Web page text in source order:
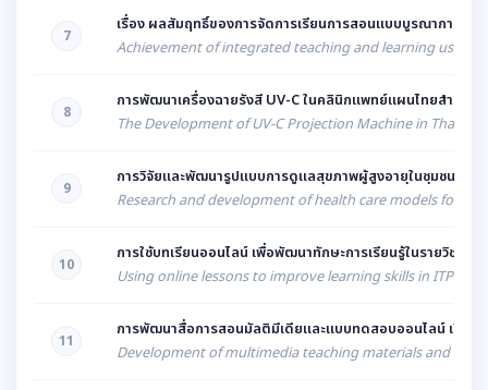
7
เรื่อง ผลสัมฤทธิ์ของการจัดการเรียนการสอนแบบบูรณาการโด
Achievement of integrated teaching and learning using
8
การพัฒนาเครื่องฉายรังสี UV-C ในคลินิกแพทย์แผนไทยสำหรั
The Development of UV-C Projection Machine in Thai
9
การวิจัยและพัฒนารูปแบบการดูแลสุขภาพผู้สูงอายุในชุมชนด้วย
Research and development of health care models for
10
การใช้บทเรียนออนไลน์ เพื่อพัฒนาทักษะการเรียนรู้ในรายวิชา
Using online lessons to improve learning skills in ITP1006
11
การพัฒนาสื่อการสอนมัลติมีเดียและแบบทดสอบออนไลน์ เรื่องเ
Development of multimedia teaching materials and